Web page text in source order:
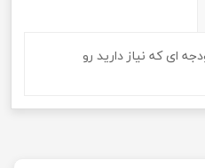
ای که نیاز دارید رو